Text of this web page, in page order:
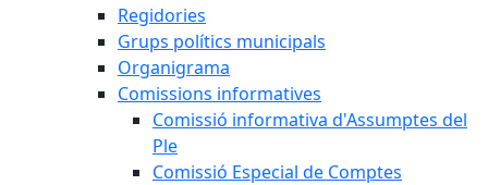
Regidories
Grups polítics municipals
Organigrama
Comissions informatives
Comissió informativa d'Assumptes del
Ple
Comissió Especial de Comptes